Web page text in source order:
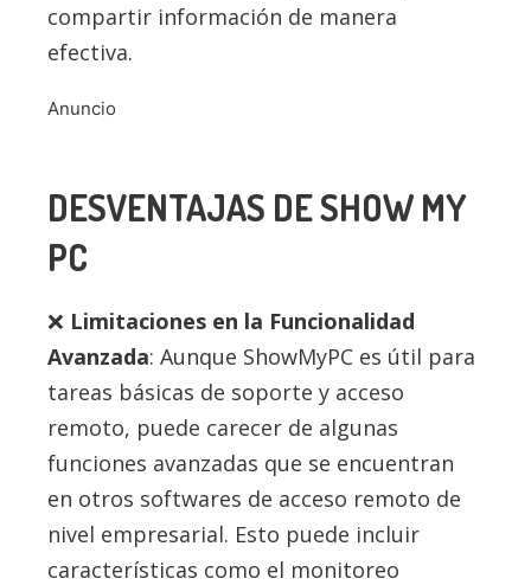
compartir información de manera
efectiva.
Anuncio
DESVENTAJAS DE SHOW MY
PC
Limitaciones en la Funcionalidad
Avanzada: Aunque ShowMyPC es útil para
tareas básicas de soporte y acceso
remoto, puede carecer de algunas
funciones avanzadas que se encuentran
en otros softwares de acceso remoto de
nivel empresarial. Esto puede incluir
características como el monitoreo